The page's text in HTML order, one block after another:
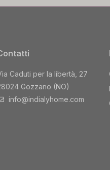
Caduti per la libertà, 27
Gozzano (NO)
info@indialyhome.com